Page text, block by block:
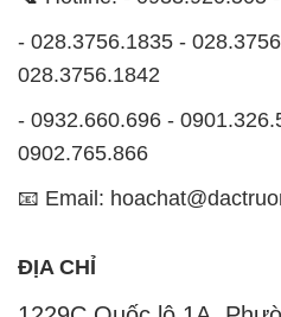
0902.765.866
📧 Email:
ĐỊA CHỈ
1229C Quốc lộ 1A,
Quận Bình Tân, TP. Hồ